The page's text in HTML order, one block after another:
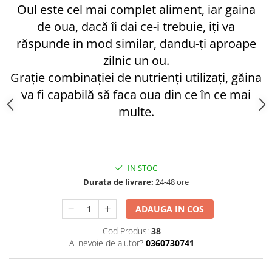
echipament
Accesorii de balotat
Asomatoare animale si capse
Saci de rafie, saci raschel
Unelte
Ingrasaminte gazon, conifere, si
Materiale de legat
Plasa plante cataratoare
Oul este cel mai complet aliment, iar gaina
de oua, dacă îi dai ce-i trebuie, iți va
răspunde in mod similar, dandu-ți aproape
zilnic un ou.
Grație combinației de nutrienți utilizați, găina
va fi capabilă să faca oua din ce în ce mai
multe.
IN STOC
Durata de livrare: 24-48 ore
ADAUGA IN COS
Cod Produs: 38
Ai nevoie de ajutor? 0360730741